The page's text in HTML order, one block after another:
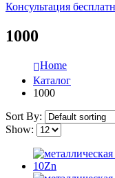
Консультация
1000
Home
Каталог
1000
Sort By:
Show: